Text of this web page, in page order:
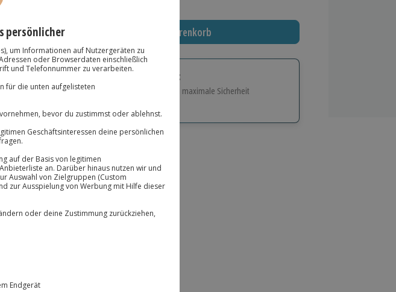
In den Warenkorb
Immer das richtige Geschenk:
Große Auswahl, volle Flexibilität und maximale Sicherheit
Große Auswahl
Über 9.000 Erlebnisse.
Jeder Gutschein für alle Erlebnisse einlösbar.
Maximale Sicherheit
10 Jahre gültig & verlängerbar.